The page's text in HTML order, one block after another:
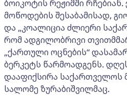
ბოიკოტის რეჟიმში
მოწოდების შესაბამისად,
და „კოალიცია ძლიერი
რომ ადგილობრივი
„ქართული ოცნების“
ბერკეტს წარმოადგენს.
დააფიქსირა საქართველოს
სალომე ზურაბიშვილმაც.